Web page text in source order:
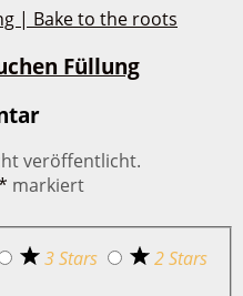
Füllung
veröffentlicht.
markiert
3 Stars
2 Stars